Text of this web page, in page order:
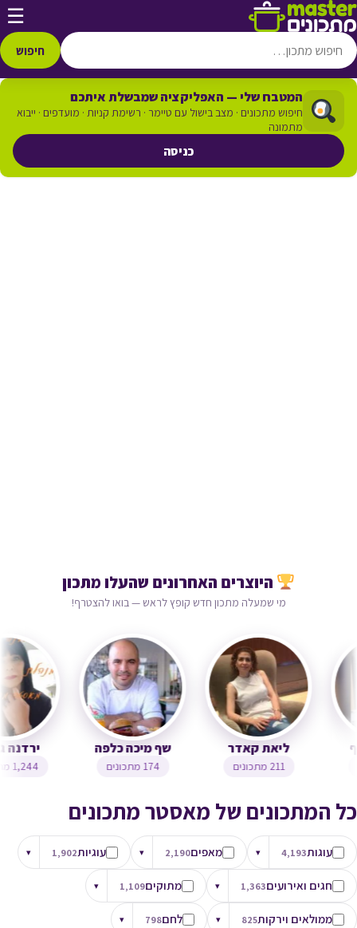
דלג לתוכן ☰
חיפוש
המטבח שלי — האפליקציה שמבשלת איתכם
חיפוש מתכונים · מצב בישול עם טיימר · רשימת קניות · מועדפים · ייבוא
מתמונה
כניסה
היוצרים האחרונים שהעלו מתכון
מי שמעלה מתכון חדש קופץ לראש — בואו להצטרף!
שף מיכה כלפה ליאת קאדר צופית בן יוסף
כל המתכונים של מאסטר מתכונים
עוגות4,193
▾ מאפים2,190
▾ עוגיות1,902
▾
חגים ואירועים1,363
▾ מתוקים1,109
▾
ממולאים וירקות825
▾ לחם798
▾